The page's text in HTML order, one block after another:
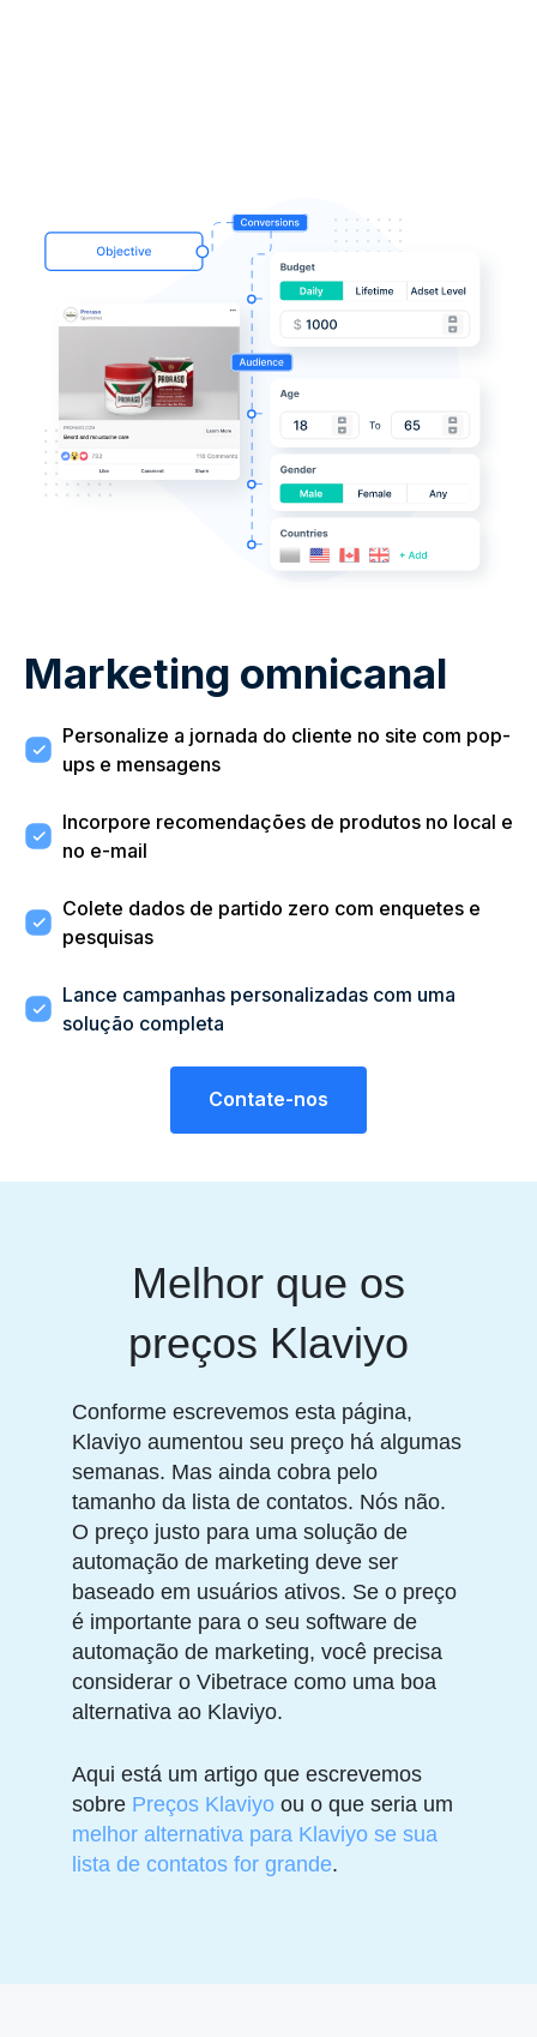
Marketing omnicanal
Personalize a jornada do cliente no site com pop-
ups e mensagens
Incorpore recomendações de produtos no local e
no e-mail
Colete dados de partido zero com enquetes e
pesquisas
Lance campanhas personalizadas com uma
solução completa
Contate-nos
Melhor que os
preços Klaviyo
Conforme escrevemos esta página,
Klaviyo aumentou seu preço há algumas
semanas. Mas ainda cobra pelo
tamanho da lista de contatos. Nós não.
O preço justo para uma solução de
automação de marketing deve ser
baseado em usuários ativos. Se o preço
é importante para o seu software de
automação de marketing, você precisa
considerar o Vibetrace como uma boa
alternativa ao Klaviyo.
Aqui está um artigo que escrevemos
sobre Preços Klaviyo ou o que seria um
melhor alternativa para Klaviyo se sua
lista de contatos for grande.